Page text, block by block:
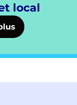
local